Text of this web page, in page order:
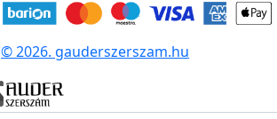
© 2026. gauderszerszam.hu